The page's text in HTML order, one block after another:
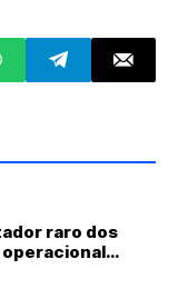
raro dos
operacional